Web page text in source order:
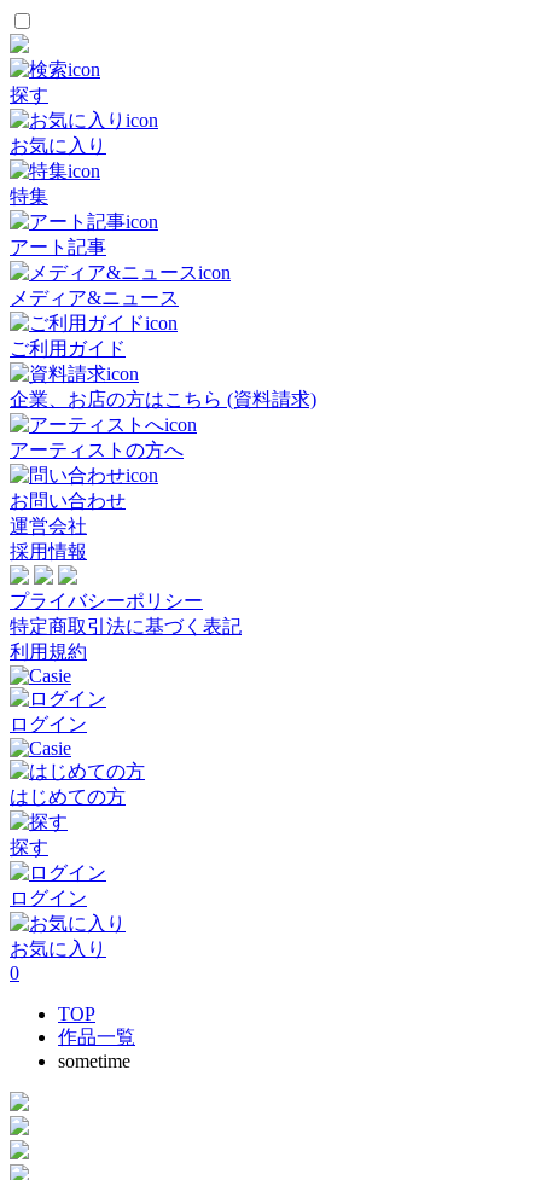
探す
お気に入り
特集
アート記事
メディア&ニュース
ご利用ガイド
企業、お店の方はこちら (資料請求)
アーティストの方へ
お問い合わせ
運営会社
採用情報
プライバシーポリシー
特定商取引法に基づく表記
利用規約
ログイン
はじめての方
探す
ログイン
お気に入り
0
TOP
作品一覧
sometime